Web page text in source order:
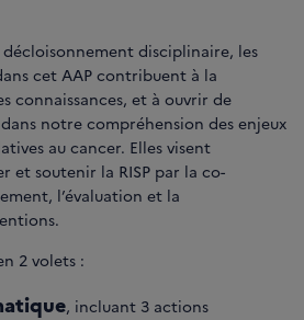
disciplinaire, les
cet AAP contribuent à la
connaissances, et à ouvrir de
notre compréhension des enjeux
au cancer. Elles visent
et soutenir la RISP par la co-
l’évaluation et la
2 volets :
, incluant 3 actions